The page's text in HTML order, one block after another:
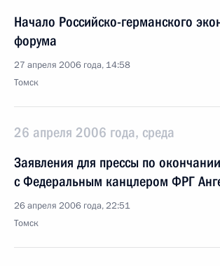
Начало Российско-германского
форума
27 апреля 2006 года, 14:58
Томск
26 апреля 2006 года, среда
Заявления для прессы по
с Федеральным канцлером ФРГ
26 апреля 2006 года, 22:51
Томск